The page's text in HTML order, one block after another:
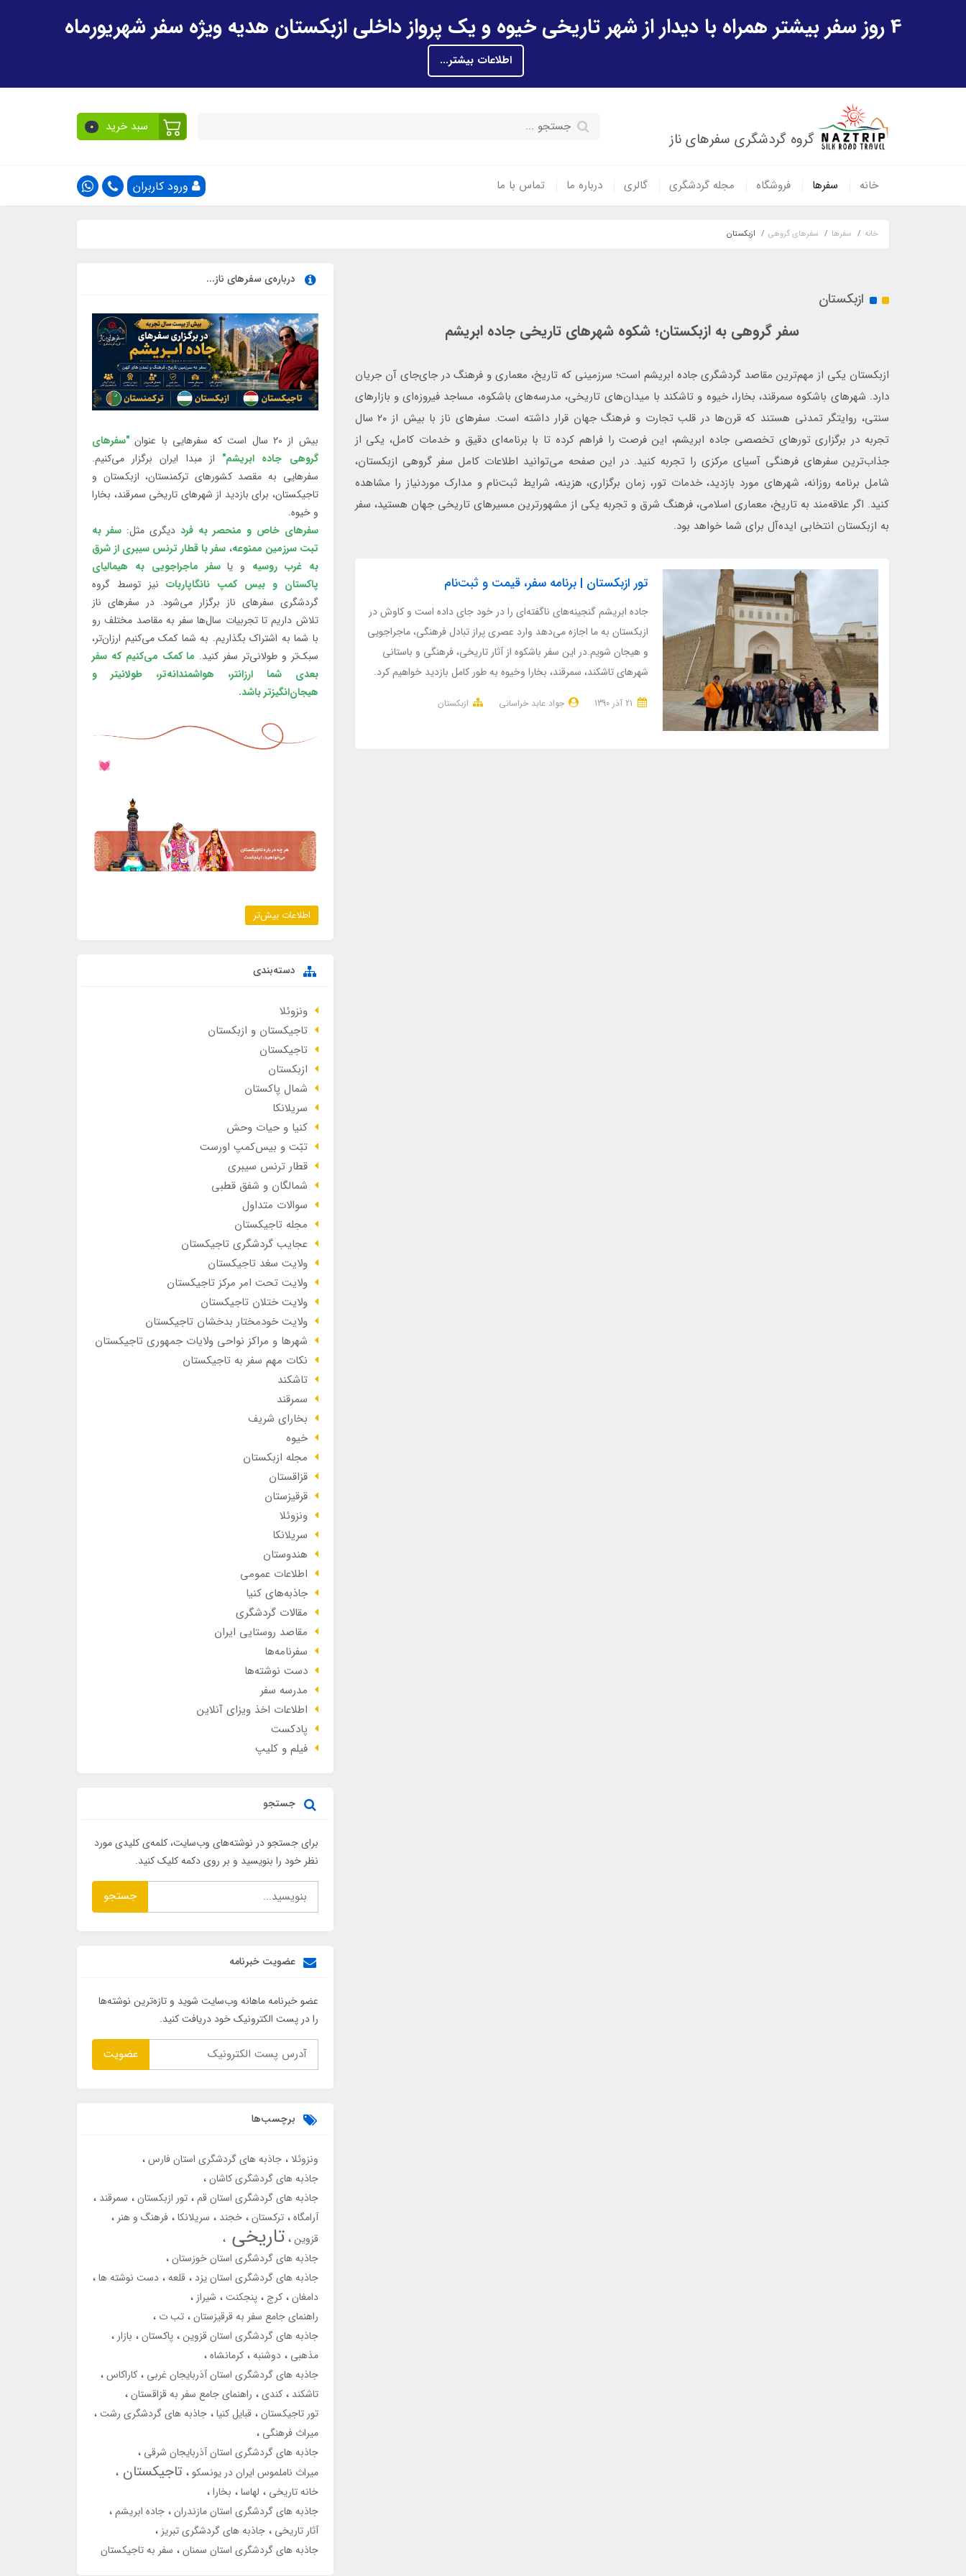
4 روز سفر بیشتر همراه با دیدار از شهر تاریخی خیوه و یک پرواز داخلی ازبکستان هدیه ویژه سفر شهریورماه
اطلاعات بیشتر...
گروه گردشگری سفرهای ناز
سبد خرید 0
خانه سفرها فروشگاه مجله گردشگری گالری درباره ما تماس با ما ورود کاربران
خانه سفرها سفرهای گروهی ازبکستان
ازبکستان
سفر گروهی به ازبکستان؛ شکوه شهرهای تاریخی جاده ابریشم
ازبکستان یکی از مهم‌ترین مقاصد گردشگری جاده ابریشم است؛ سرزمینی که تاریخ، معماری و فرهنگ در جای‌جای آن جریان
دارد. شهرهای باشکوه سمرقند، بخارا، خیوه و تاشکند با میدان‌های تاریخی، مدرسه‌های باشکوه، مساجد فیروزه‌ای و بازارهای
سنتی، روایتگر تمدنی هستند که قرن‌ها در قلب تجارت و فرهنگ جهان قرار داشته است. سفرهای ناز با بیش از ۲۰ سال
تجربه در برگزاری تورهای تخصصی جاده ابریشم، این فرصت را فراهم کرده تا با برنامه‌ای دقیق و خدمات کامل، یکی از
جذاب‌ترین سفرهای فرهنگی آسیای مرکزی را تجربه کنید. در این صفحه می‌توانید اطلاعات کامل سفر گروهی ازبکستان،
شامل برنامه روزانه، شهرهای مورد بازدید، خدمات تور، زمان برگزاری، هزینه، شرایط ثبت‌نام و مدارک موردنیاز را مشاهده
کنید. اگر علاقه‌مند به تاریخ، معماری اسلامی، فرهنگ شرق و تجربه یکی از مشهورترین مسیرهای تاریخی جهان هستید، سفر
به ازبکستان انتخابی ایده‌آل برای شما خواهد بود.
تور ازبکستان | برنامه سفر، قیمت و ثبت‌نام
جاده ابریشم گنجینه‌های ناگفته‌ای را در خود جای داده است و کاوش در
ازبکستان به ما اجازه می‌دهد وارد عصری پراز تبادل فرهنگی، ماجراجویی
و هیجان شویم.در این سفر باشکوه از آثار تاریخی، فرهنگی و باستانی
شهرهای تاشکند، سمرقند، بخارا وخیوه به طور کامل بازدید خواهیم کرد.
جواد عابد خراسانی ازبکستان
درباره‌ی سفرهای ناز...
بیش از 20 سال است که سفرهایی با عنوان
"سفرهای
گروهی جاده ابریشم" از مبدا ایران برگزار می‌کنیم.
سفرهایی به مقصد کشورهای ترکمنستان، ازبکستان و
تاجیکستان، برای بازدید از شهرهای تاریخی سمرقند، بخارا
و خیوه.
سفرهای خاص و منحصر به فرددیگری مثل:سفر به
تبت سرزمین ممنوعه، سفر با قطار ترنس سیبری از شرق
به غرب روسیه و یاسفر ماجراجویی به هیمالیای
پاکستان و بیس کمپ نانگاپاربات نیز توسط گروه
گردشگری سفرهای ناز برگزار می‌شود. در سفرهای ناز
تلاش داریم تا تجربیات سال‌ها سفر به مقاصد مختلف رو
با شما به اشتراک بگذاریم. به شما کمک می‌کنیم ارزان‌تر،
سبک‌تر و طولانی‌تر سفر کنید. ما کمک می‌کنیم که سفر
بعدی شما ارزانتر، هواشمندانه‌تر، طولانی‎تر و
هیجان‌انگیزتر باشد.
اطلاعات بیش‌تر
دسته‌بندی
ونزوئلا
تاجیکستان و ازبکستان
تاجیکستان
ازبکستان
شمال پاکستان
سریلانکا
کنیا و حیات وحش
تبّت و بیس‌کمپ اورست
قطار ترنس سیبری
شمالگان و شفق قطبی
سوالات متداول
مجله تاجیکستان
عجایب گردشگری تاجیکستان
ولایت سغد تاجیکستان
ولایت تحت امر مرکز تاجیکستان
ولایت ختلان تاجیکستان
ولایت خودمختار بدخشان تاجیکستان
شهرها و مراکز نواحی ولایات جمهوری تاجیکستان
نکات مهم سفر به تاجیکستان
تاشکند
سمرقند
بخارای شریف
خیوه
مجله ازبکستان
قزاقستان
قرقیزستان
ونزوئلا
سریلانکا
هندوستان
اطلاعات عمومی
جاذبه‌های کنیا
مقالات گردشگری
مقاصد روستایی ایران
سفرنامه‌ها
دست نوشته‌ها
مدرسه سفر
اطلاعات اخذ ویزای آنلاین
پادکست
فیلم و کلیپ
جستجو
برای جستجو در نوشته‌های وب‌سایت، کلمه‌ی کلیدی مورد
نظر خود را بنویسید و بر روی دکمه کلیک کنید.
جستجو
عضویت خبرنامه
عضو خبرنامه ماهانه وب‌سایت شوید و تازه‌ترین نوشته‌ها
را در پست الکترونیک خود دریافت کنید.
عضویت
برچسب‌ها
ونزوئلا جاذبه های گردشگری استان فارس
جاذبه های گردشگری کاشان
جاذبه های گردشگری استان قم تور ازبکستان سمرقند
آرامگاه ترکستان خجند سریلانکا فرهنگ و هنر
قزوین تاریخی
جاذبه های گردشگری استان خوزستان
جاذبه های گردشگری استان یزد قلعه دست نوشته ها
دامغان کرج پنجکنت شیراز
راهنمای جامع سفر به قرقیزستان تب ت
جاذبه های گردشگری استان قزوین پاکستان بازار
مذهبی دوشنبه کرمانشاه
جاذبه های گردشگری استان آذربایجان غربی کاراکاس
تاشکند کندی راهنمای جامع سفر به قزاقستان
تور تاجیکستان قبایل کنیا جاذبه های گردشگری رشت
میراث فرهنگی
جاذبه های گردشگری استان آذربایجان شرقی
میراث ناملموس ایران در یونسکو تاجیکستان
خانه تاریخی لهاسا بخارا
جاذبه های گردشگری استان مازندران جاده ابریشم
آثار تاریخی جاذبه های گردشگری تبریز
جاذبه های گردشگری استان سمنان سفر به تاجیکستان